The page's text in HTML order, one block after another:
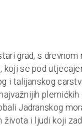
grad, s drevnom
koji se pod
i talijanskog
plemićkih
Jadranskog
života i ljudi koji